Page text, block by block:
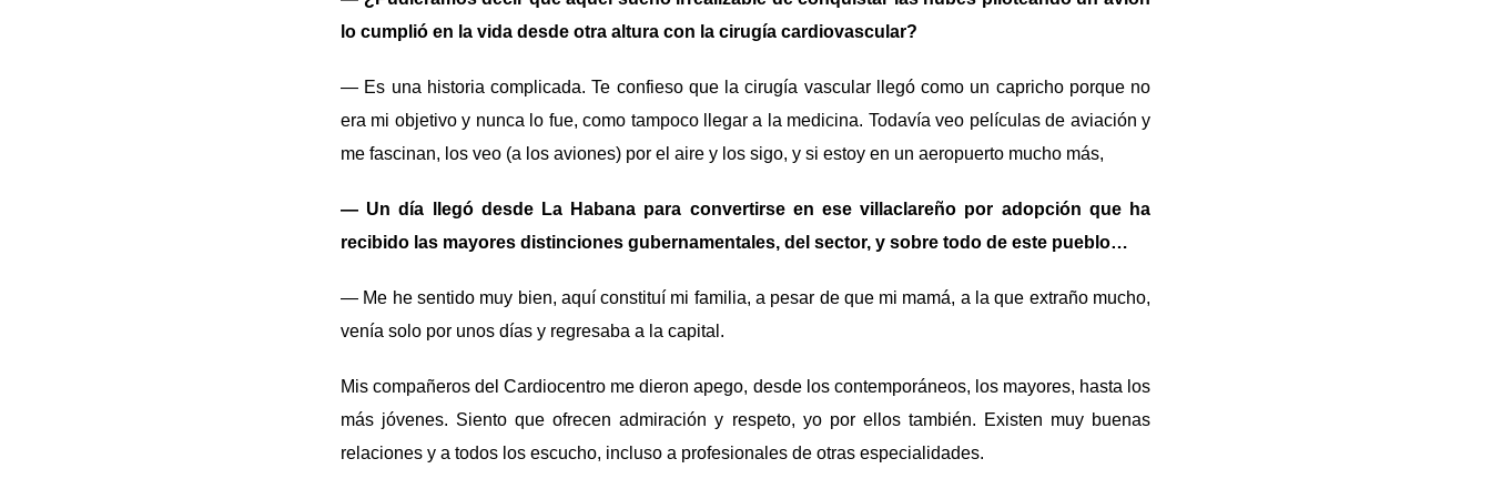
lo cumplió en la vida desde otra altura con la cirugía cardiovascular?
— Es una historia complicada. Te confieso que la cirugía vascular llegó como un capricho porque no
era mi objetivo y nunca lo fue, como tampoco llegar a la medicina. Todavía veo películas de aviación y
me fascinan, los veo (a los aviones) por el aire y los sigo, y si estoy en un aeropuerto mucho más,
— Un día llegó desde La Habana para convertirse en ese villaclareño por adopción que ha
recibido las mayores distinciones gubernamentales, del sector, y sobre todo de este pueblo…
— Me he sentido muy bien, aquí constituí mi familia, a pesar de que mi mamá, a la que extraño mucho,
venía solo por unos días y regresaba a la capital.
Mis compañeros del Cardiocentro me dieron apego, desde los contemporáneos, los mayores, hasta los
más jóvenes. Siento que ofrecen admiración y respeto, yo por ellos también. Existen muy buenas
relaciones y a todos los escucho, incluso a profesionales de otras especialidades.